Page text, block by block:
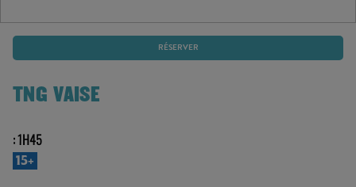
RÉSERVER
TNG VAISE
: 1H45
15+